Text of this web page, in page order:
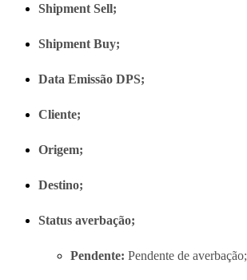
Shipment Sell;
Shipment Buy;
Data Emissão DPS;
Cliente;
Origem;
Destino;
Status averbação;
Pendente: Pendente de averbação;